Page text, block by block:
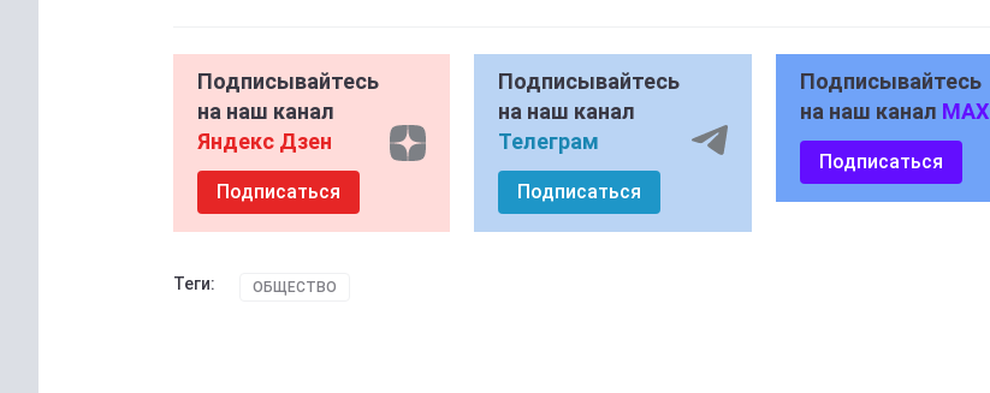
Подписывайтесь
на наш канал
Яндекс Дзен
Подписаться
Подписывайтесь
на наш канал
Телеграм
Подписаться
Подписывайтесь
на наш канал MAX
Подписаться
Теги: ОБЩЕСТВО